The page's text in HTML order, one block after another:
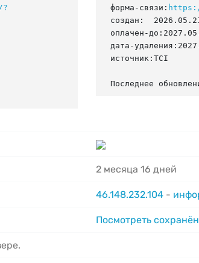
?
форма-связи:
создан:
оплачен-
дата-
источник:TCI
Последнее
2 месяца 16 дней
46.148.232.104 -
Посмотреть